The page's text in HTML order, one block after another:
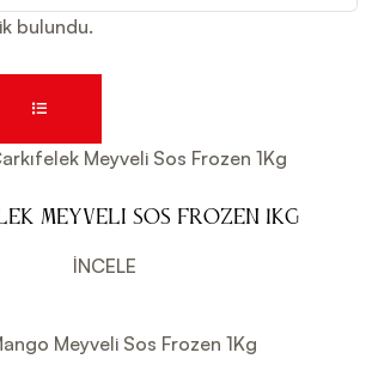
bulundu.
Meyveli Sos Frozen 1Kg
İNCELE